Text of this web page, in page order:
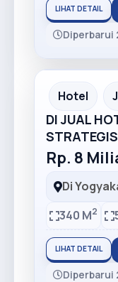
LIHAT DETAIL
Diperbarui
Hotel
DI JUAL
Rp. 8
Di
340 M2
LIHAT DETAIL
Diperbarui